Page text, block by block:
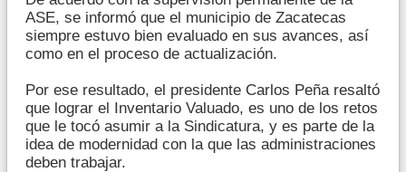
ASE, se informó que el municipio de Zacatecas
siempre estuvo bien evaluado en sus avances, así
como en el proceso de actualización.
Por ese resultado, el presidente Carlos Peña resaltó
que lograr el Inventario Valuado, es uno de los retos
que le tocó asumir a la Sindicatura, y es parte de la
idea de modernidad con la que las administraciones
deben trabajar.